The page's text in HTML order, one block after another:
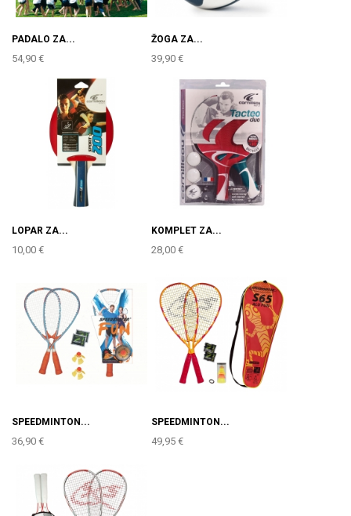
PADALO ZA...
54,90 €
ŽOGA ZA...
39,90 €
LOPAR ZA...
10,00 €
KOMPLET ZA...
28,00 €
SPEEDMINTON...
36,90 €
SPEEDMINTON...
49,95 €